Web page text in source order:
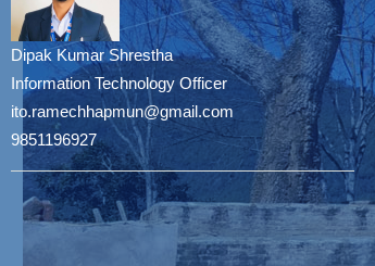
Dipak Kumar Shrestha
Information Technology Officer
ito.ramechhapmun@gmail.com
9851196927